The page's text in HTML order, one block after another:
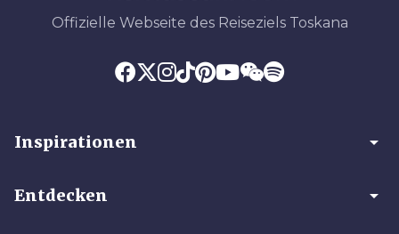
Offizielle Webseite des Reiseziels Toskana
Inspirationen arrow_drop_down
Entdecken arrow_drop_down